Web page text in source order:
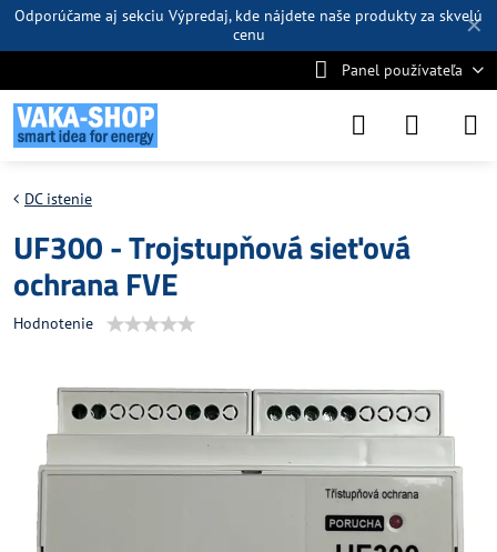
✕
Odporúčame aj sekciu Výpredaj, kde nájdete naše produkty za skvelú
cenu
Panel používateľa
DC istenie
UF300 - Trojstupňová sieťová
ochrana FVE
Hodnotenie